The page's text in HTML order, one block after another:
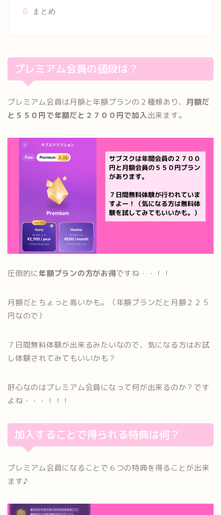
まとめ
プレミアム会員の値段は？
プレミアム会員は月額と年額プランの２種類あり、 月額だ
と５５０円で年額だと２７００円で加入出来ます。
圧倒的に年額プランの方がお得ですね・・！！
月額だとちょっと高いかも。（年額プランだと月額２２５
円なので）
７日間無料体験が出来るみたいなので、気になる方はお試
し体験されてみてもいいかも？
肝心なのはプレミアム会員になって何が出来るのか？です
よね・・・！！！
加入することで得られる特典は何？
プレミアム会員になることで６つの特典を得ることが出来
ます♪